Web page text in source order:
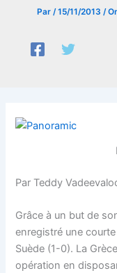
Par /15/11/2013 /
Par Teddy
Grâce à un but de
enregistré une
Suède (1-0). La
opération en